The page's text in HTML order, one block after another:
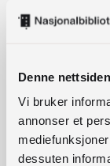
Denne
Vi bruker
annonser et
dessuten
ein enkelt
finnes
dekke heile
digitale